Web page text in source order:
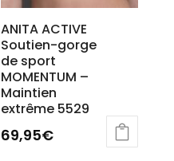
ANITA ACTIVE
Soutien-gorge
de sport
MOMENTUM –
Maintien
extrême 5529
69,95€